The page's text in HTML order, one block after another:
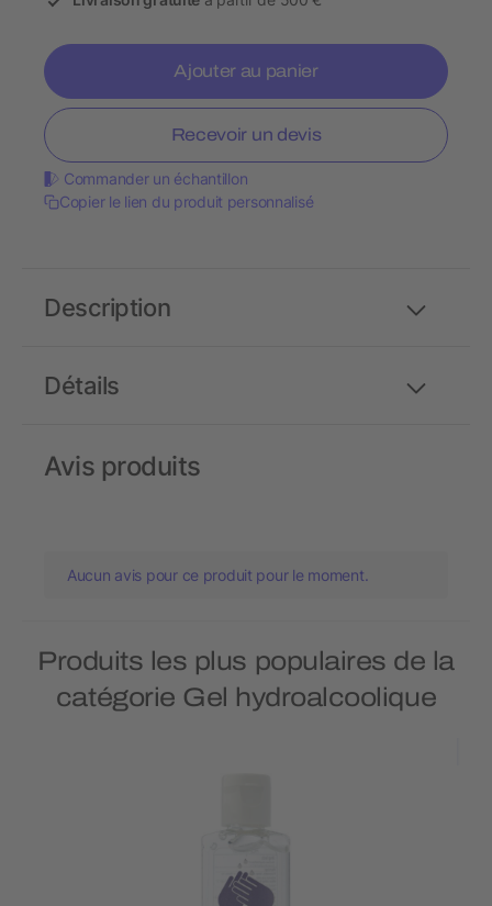
Ajouter au panier
Recevoir un devis
Commander un échantillon
Copier le lien du produit personnalisé
Détails
Description
Avis produits
Aucun avis pour ce produit pour le moment.
Produits les plus populaires de la
catégorie Gel hydroalcoolique